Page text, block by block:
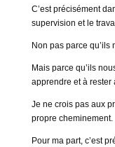
C’est précisément
supervision et le
Non pas parce qu’ils
Mais parce qu’ils
apprendre et à rester
Je ne crois pas aux
propre cheminement.
Pour ma part, c’est